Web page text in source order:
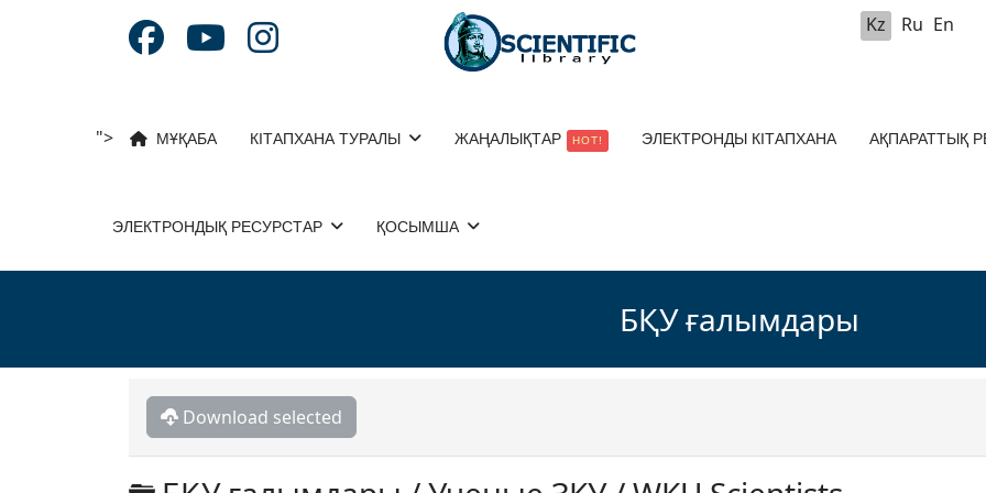
Kz Ru En
"> МҰҚАБА КІТАПХАНА ТУРАЛЫ ЖАҢАЛЫҚТАР HOT! ЭЛЕКТРОНДЫ КІТАПХАНА АҚПАРАТТЫҚ
ЭЛЕКТРОНДЫҚ РЕСУРСТАР ҚОСЫМША
БҚУ ғалымдары
Download selected